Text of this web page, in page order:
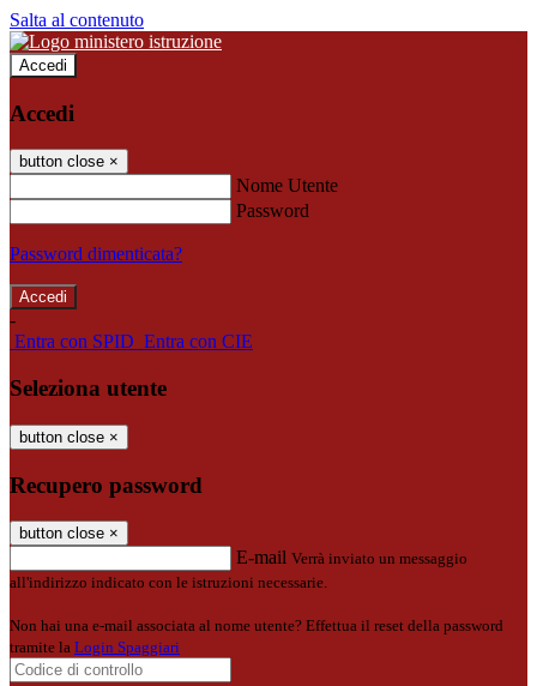
Salta al contenuto
Accedi
Accedi
button close ×
Nome Utente
Password
Password dimenticata?
-
Entra con SPID Entra con CIE
Seleziona utente
button close ×
Recupero password
button close ×
E-mail Verrà inviato un messaggio
all'indirizzo indicato con le istruzioni necessarie.
Non hai una e-mail associata al nome utente? Effettua il reset della password
tramite la Login Spaggiari